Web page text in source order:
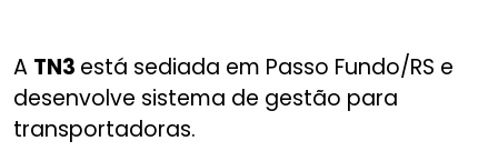
A TN3 está sediada em Passo Fundo/RS e
desenvolve sistema de gestão para
transportadoras.